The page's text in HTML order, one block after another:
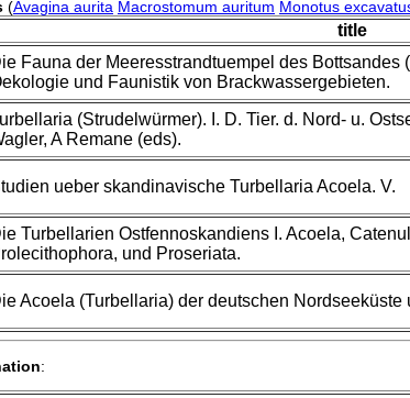
(Avagina aurita Macrostomum auritum Monotus
title
Fauna der Meeresstrandtuempel des Bottsandes
und Faunistik von Brackwassergebieten.
(Strudelwürmer). I. D. Tier. d. Nord- u.
A Remane (eds).
ueber skandinavische Turbellaria Acoela. V.
Turbellarien Ostfennoskandiens I. Acoela,
und Proseriata.
Acoela (Turbellaria) der deutschen
: